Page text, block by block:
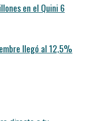
en el Quini 6
llegó al 12,5%